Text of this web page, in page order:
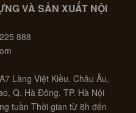
VÀ SẢN XUẤT NỘI
888
Làng Việt Kiều, Châu Âu,
Q. Hà Đông, TP. Hà Nội
tuần Thời gian từ 8h đến